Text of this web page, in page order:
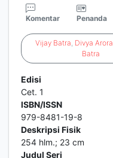
Komentar Penanda
Vijay Batra, Divya Arora
Batra
Edisi
Cet. 1
ISBN/ISSN
979-8481-19-8
Deskripsi Fisik
254 hlm.; 23 cm
Judul Seri